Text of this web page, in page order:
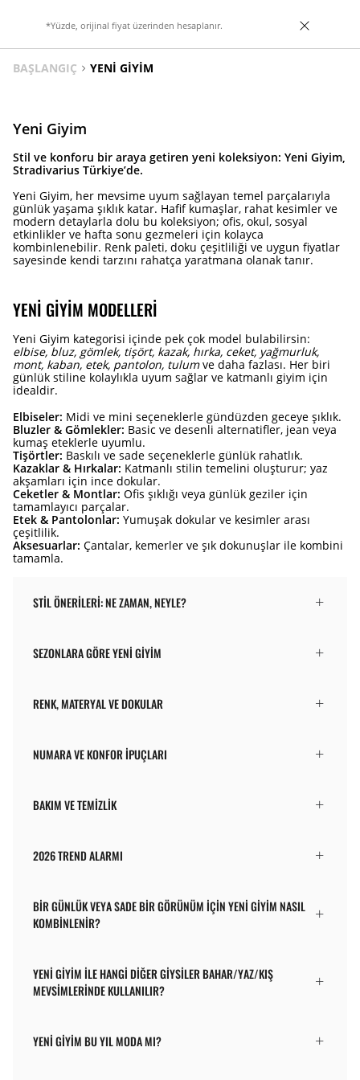
*Yüzde, orijinal fiyat üzerinden hesaplanır.
BAŞLANGIÇ YENI GIYIM
Yeni Giyim
Stil ve konforu bir araya getiren yeni koleksiyon: Yeni Giyim,
Stradivarius Türkiye’de.
Yeni Giyim, her mevsime uyum sağlayan temel parçalarıyla
günlük yaşama şıklık katar. Hafif kumaşlar, rahat kesimler ve
modern detaylarla dolu bu koleksiyon; ofis, okul, sosyal
etkinlikler ve hafta sonu gezmeleri için kolayca
kombinlenebilir. Renk paleti, doku çeşitliliği ve uygun fiyatlar
sayesinde kendi tarzını rahatça yaratmana olanak tanır.
YENI GIYIM MODELLERI
Yeni Giyim kategorisi içinde pek çok model bulabilirsin:
elbise, bluz, gömlek, tişört, kazak, hırka, ceket, yağmurluk,
mont, kaban, etek, pantolon, tulumve daha fazlası. Her biri
günlük stiline kolaylıkla uyum sağlar ve katmanlı giyim için
idealdir.
Elbiseler: Midi ve mini seçeneklerle gündüzden geceye şıklık.
Bluzler & Gömlekler: Basic ve desenli alternatifler, jean veya
kumaş eteklerle uyumlu.
Tişörtler: Baskılı ve sade seçeneklerle günlük rahatlık.
Kazaklar & Hırkalar: Katmanlı stilin temelini oluşturur; yaz
akşamları için ince dokular.
Ceketler & Montlar: Ofis şıklığı veya günlük geziler için
tamamlayıcı parçalar.
Etek & Pantolonlar: Yumuşak dokular ve kesimler arası
çeşitlilik.
Aksesuarlar: Çantalar, kemerler ve şık dokunuşlar ile kombini
tamamla.
STIL ÖNERILERI: NE ZAMAN, NEYLE?
SEZONLARA GÖRE YENI GIYIM
RENK, MATERYAL VE DOKULAR
NUMARA VE KONFOR İPUÇLARI
BAKIM VE TEMIZLIK
2026 TREND ALARMI
BIR GÜNLÜK VEYA SADE BIR GÖRÜNÜM IÇIN YENI GIYIM NASIL
KOMBINLENIR?
YENI GIYIM ILE HANGI DIĞER GIYSILER BAHAR/YAZ/KIŞ
MEVSIMLERINDE KULLANILIR?
YENI GIYIM BU YIL MODA MI?